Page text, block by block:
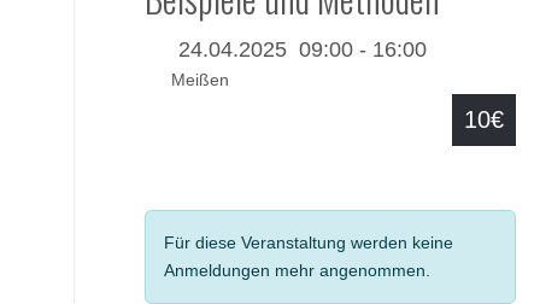
24.04.2025 09:00- 16:00
Meißen
10€
Für diese Veranstaltung werden keine
Anmeldungen mehr angenommen.